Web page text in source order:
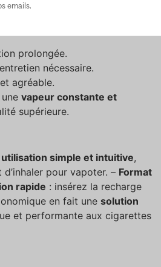
prolongée.
nécessaire.
agréable.
vapeur constante et
supérieure.
utilisation simple et intuitive,
pour vapoter. – Format
rapide : insérez la recharge
en fait une solution
et performante aux cigarettes
emails.